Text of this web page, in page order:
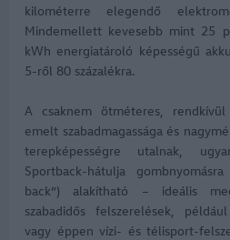
kilométerre elegendő
Mindemellett kevesebb mint 25
kWh energiatároló képességű
5-ről 80 százalékra.
A csaknem ötméteres,
emelt szabadmagassága és
terepképességre utalnak,
Sportback-hátulja
back”) alakítható – ideális
szabadidős felszerelések,
vagy éppen vízi- és télisport-